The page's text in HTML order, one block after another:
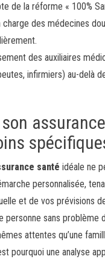
de la réforme « 100%
charge des médecines
des auxiliaires
infirmiers) au-delà
santé idéale ne
personnalisée,
et de vos prévisions
personne sans problème
attentes qu’une
pourquoi une analyse